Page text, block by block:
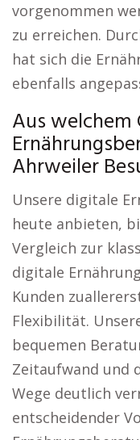
vorgenommen
zu erreichen.
hat sich die
ebenfalls
Aus welchem
Ahrweiler
Unsere digitale
heute anbieten,
Vergleich zur
digitale
Kunden
Flexibilität.
bequemen
Zeitaufwand und
Wege deutlich
entscheidender